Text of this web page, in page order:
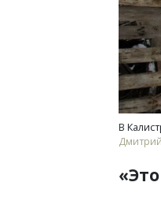
В
земли.
плитами